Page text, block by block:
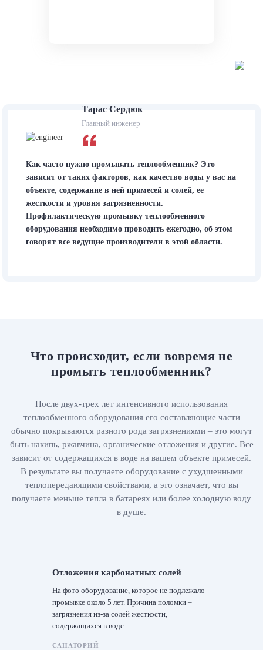
Тарас Сердюк
Главный инженер
Как часто нужно промывать теплообменник? Это
зависит от таких факторов, как качество воды у вас на
объекте, содержание в ней примесей и солей, ее
жесткости и уровня загрязненности.
Профилактическую промывку теплообменного
оборудования необходимо проводить ежегодно, об этом
говорят все ведущие производители в этой области.
Что происходит, если вовремя не
промыть теплообменник?
После двух-трех лет интенсивного использования
теплообменного оборудования его составляющие части
обычно покрываются разного рода загрязнениями – это могут
быть накипь, ржавчина, органические отложения и другие. Все
зависит от содержащихся в воде на вашем объекте примесей.
В результате вы получаете оборудование с ухудшенными
теплопередающими свойствами, а это означает, что вы
получаете меньше тепла в батареях или более холодную воду
в душе.
Отложения карбонатных солей
На фото оборудование, которое не подлежало
промывке около 5 лет. Причина поломки –
загрязнения из-за солей жесткости,
содержащихся в воде.
САНАТОРИЙ